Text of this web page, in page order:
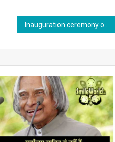
Inauguration ceremony of Craft Bazaar